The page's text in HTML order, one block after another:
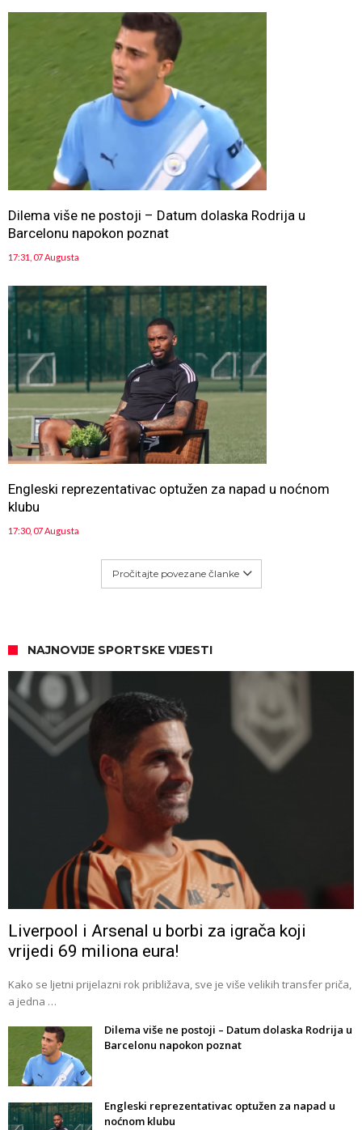
Dilema više ne postoji – Datum dolaska Rodrija u
Barcelonu napokon poznat
17:31, 07 Augusta
Engleski reprezentativac optužen za napad u noćnom
klubu
17:30, 07 Augusta
Pročitajte povezane članke
NAJNOVIJE SPORTSKE VIJESTI
Liverpool i Arsenal u borbi za igrača koji
vrijedi 69 miliona eura!
Kako se ljetni prijelazni rok približava, sve je više velikih transfer priča,
a jedna …
Dilema više ne postoji – Datum dolaska Rodrija u
Barcelonu napokon poznat
Engleski reprezentativac optužen za napad u
noćnom klubu